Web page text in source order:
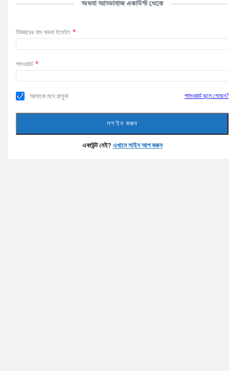
অথবা আড্ডাবাজ একাউন্ট থেকে
ইউজারের নাম অথবা ইমেইল *
পাসওয়ার্ড *
আমাকে মনে রাখুন! পাসওয়ার্ড ভুলে গেছেন?
একাউন্ট নেই? এখানে সাইন আপ করুন